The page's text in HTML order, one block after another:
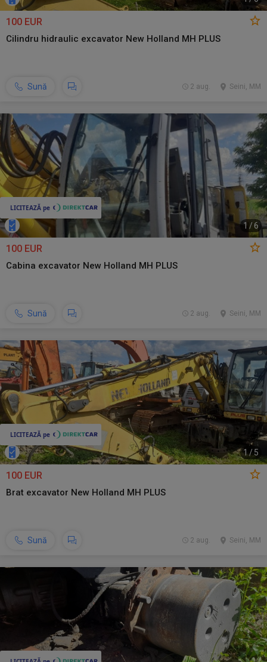
100 EUR
Cilindru hidraulic excavator New Holland MH PLUS
Sună Seini, MM
2 aug.
1 /6
100 EUR
Cabina excavator New Holland MH PLUS
Sună Seini, MM
2 aug.
1/5
100 EUR
Brat excavator New Holland MH PLUS
Sună Seini, MM
2 aug.